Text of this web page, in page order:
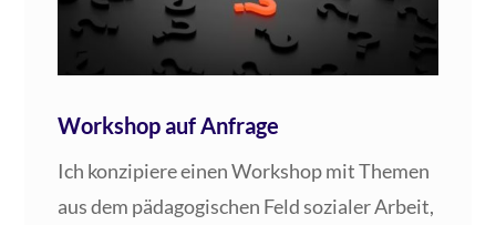
Workshop auf Anfrage
Ich kon­zi­pie­re einen Work­shop mit The­men
aus dem päd­ago­gi­schen Feld sozia­ler Arbeit,